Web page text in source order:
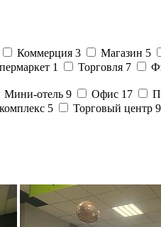
Коммерция 3 Магазин 5
1 Торговля 7
Мини-отель 9 Офис 17
5 Торговый центр 9